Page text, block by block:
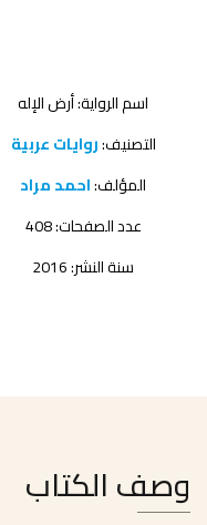
اسم الرواية: أرض الإله
التصنيف:روايات عربية
المؤلف:احمد مراد
عدد الصفحات: 408
سنة النشر: 2016
وصف الكتاب